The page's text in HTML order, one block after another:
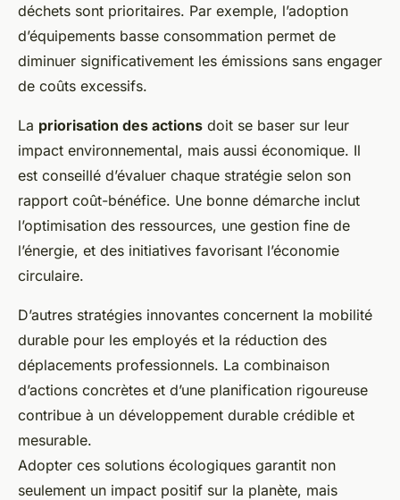
déchets sont prioritaires. Par exemple, l’adoption
d’équipements basse consommation permet de
diminuer significativement les émissions sans engager
de coûts excessifs.
La priorisation des actions doit se baser sur leur
impact environnemental, mais aussi économique. Il
est conseillé d’évaluer chaque stratégie selon son
rapport coût-bénéfice. Une bonne démarche inclut
l’optimisation des ressources, une gestion fine de
l’énergie, et des initiatives favorisant l’économie
circulaire.
D’autres stratégies innovantes concernent la mobilité
durable pour les employés et la réduction des
déplacements professionnels. La combinaison
d’actions concrètes et d’une planification rigoureuse
contribue à un développement durable crédible et
mesurable.
Adopter ces solutions écologiques garantit non
seulement un impact positif sur la planète, mais